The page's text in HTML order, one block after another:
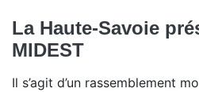
La Haute-Savoie
MIDEST
Il s’agit d’un rassemblement